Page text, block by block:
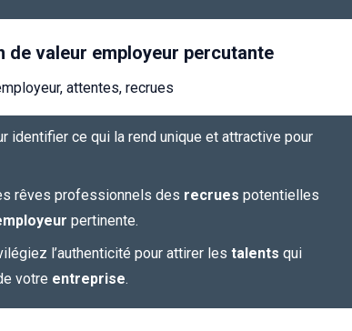
de valeur employeur percutante
attentes, recrues
identifier ce qui la rend unique et attractive pour
rêves professionnels des recrues potentielles
pertinente.
l’authenticité pour attirer les talents qui
votre entreprise.